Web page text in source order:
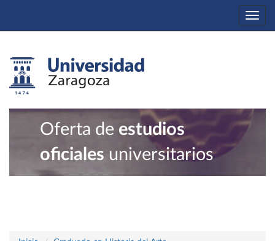
Oferta de estudios
oficiales universitarios